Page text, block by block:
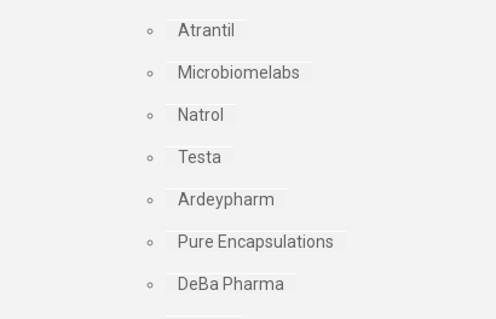
Atrantil
Microbiomelabs
Natrol
Testa
Ardeypharm
Pure Encapsulations
DeBa Pharma